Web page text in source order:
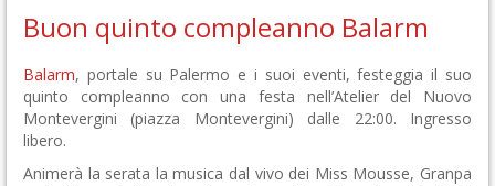
Buon quinto compleanno Balarm
Balarm, portale su Palermo e i suoi eventi, festeggia il suo
quinto compleanno con una festa nell’Atelier del Nuovo
Montevergini (piazza Montevergini) dalle 22:00. Ingresso
libero.
Animerà la serata la musica dal vivo dei Miss Mousse, Granpa